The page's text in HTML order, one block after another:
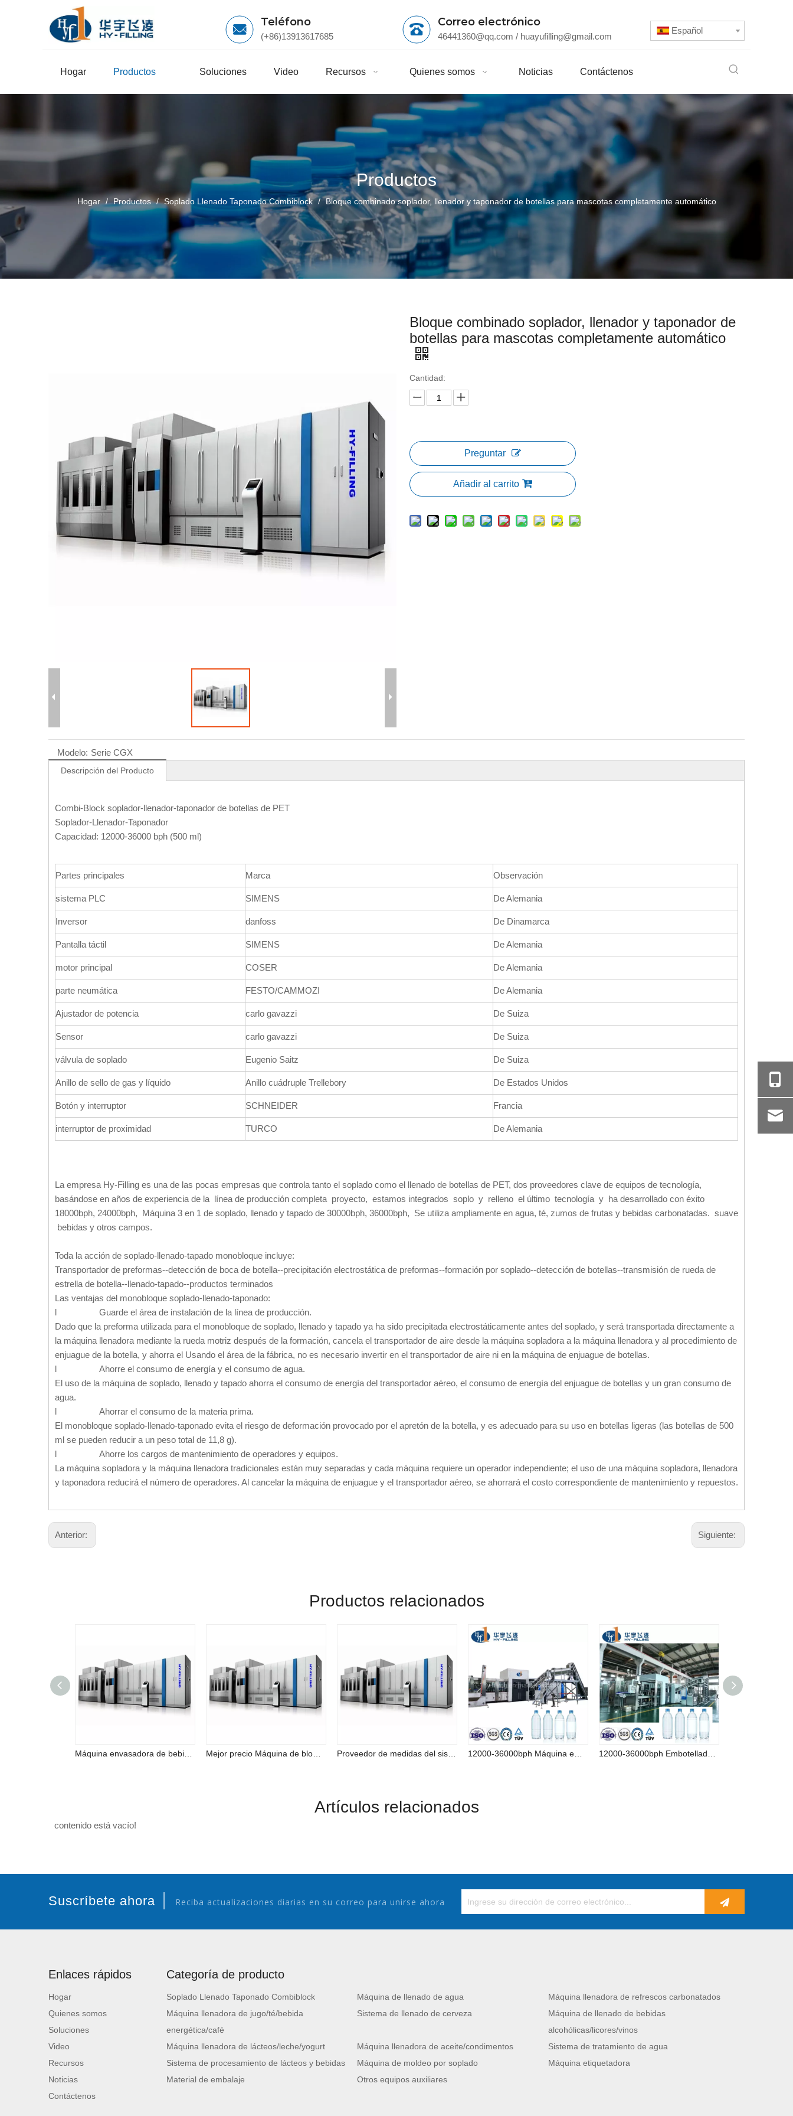
Teléfono
(+86)13913617685
Correo electrónico
46441360@qq.com / huayufilling@gmail.com
Español
Hogar Productos Soluciones Video Recursos Quienes somos Noticias Contáctenos
Productos
Hogar / Productos / Soplado Llenado Taponado Combiblock / Bloque combinado soplador, llenador y taponador de botellas para mascotas completamente automático
Bloque combinado soplador, llenador y taponador de
botellas para mascotas completamente automático
Cantidad:
Preguntar
Añadir al carrito
Modelo: Serie CGX
Descripción del Producto
Combi-Block soplador-llenador-taponador de botellas de PET
Soplador-Llenador-Taponador
Capacidad: 12000-36000 bph (500 ml)
Partes principales Marca Observación
sistema PLC SIMENS De Alemania
Inversor danfoss De Dinamarca
Pantalla táctil SIMENS De Alemania
motor principal COSER De Alemania
parte neumática FESTO/CAMMOZI De Alemania
Ajustador de potencia carlo gavazzi De Suiza
Sensor carlo gavazzi De Suiza
válvula de soplado Eugenio Saitz De Suiza
Anillo de sello de gas y líquido Anillo cuádruple Trellebory De Estados Unidos
Botón y interruptor SCHNEIDER Francia
interruptor de proximidad TURCO De Alemania
La empresa Hy-Filling es una de las pocas empresas que controla tanto el soplado como el llenado de botellas de PET, dos proveedores clave de equipos de tecnología,
basándose en años de experiencia de la línea de producción completa proyecto, estamos integrados soplo y relleno el último tecnología y ha desarrollado con éxito
18000bph, 24000bph, Máquina 3 en 1 de soplado, llenado y tapado de 30000bph, 36000bph, Se utiliza ampliamente en agua, té, zumos de frutas y bebidas carbonatadas. suave
bebidas y otros campos.
Toda la acción de soplado-llenado-tapado monobloque incluye:
Transportador de preformas--detección de boca de botella--precipitación electrostática de preformas--formación por soplado--detección de botellas--transmisión de rueda de
estrella de botella--llenado-tapado--productos terminados
Las ventajas del monobloque soplado-llenado-taponado:
l Guarde el área de instalación de la línea de producción.
Dado que la preforma utilizada para el monobloque de soplado, llenado y tapado ya ha sido precipitada electrostáticamente antes del soplado, y será transportada directamente a
la máquina llenadora mediante la rueda motriz después de la formación, cancela el transportador de aire desde la máquina sopladora a la máquina llenadora y al procedimiento de
enjuague de la botella, y ahorra el Usando el área de la fábrica, no es necesario invertir en el transportador de aire ni en la máquina de enjuague de botellas.
l Ahorre el consumo de energía y el consumo de agua.
El uso de la máquina de soplado, llenado y tapado ahorra el consumo de energía del transportador aéreo, el consumo de energía del enjuague de botellas y un gran consumo de
agua.
l Ahorrar el consumo de la materia prima.
El monobloque soplado-llenado-taponado evita el riesgo de deformación provocado por el apretón de la botella, y es adecuado para su uso en botellas ligeras (las botellas de 500
ml se pueden reducir a un peso total de 11,8 g).
l Ahorre los cargos de mantenimiento de operadores y equipos.
La máquina sopladora y la máquina llenadora tradicionales están muy separadas y cada máquina requiere un operador independiente; el uso de una máquina sopladora, llenadora
y taponadora reducirá el número de operadores. Al cancelar la máquina de enjuague y el transportador aéreo, se ahorrará el costo correspondiente de mantenimiento y repuestos.
Anterior: Siguiente:
Productos relacionados
Artículos relacionados
contenido está vacío!
Suscríbete ahora | Reciba actualizaciones diarias en su correo para unirse ahora
Enlaces rápidos
Hogar
Quienes somos
Soluciones
Video
Recursos
Noticias
Contáctenos
Categoría de producto
Soplado Llenado Taponado Combiblock Máquina de llenado de agua
Máquina llenadora de refrescos carbonatados
Máquina llenadora de jugo/té/bebida
energética/café
Sistema de llenado de cerveza
Máquina de llenado de bebidas
alcohólicas/licores/vinos
Máquina llenadora de lácteos/leche/yogurt
Máquina llenadora de aceite/condimentos
Sistema de tratamiento de agua
Sistema de procesamiento de lácteos y bebidas
Máquina de moldeo por soplado
Máquina etiquetadora
Material de embalaje
Otros equipos auxiliares